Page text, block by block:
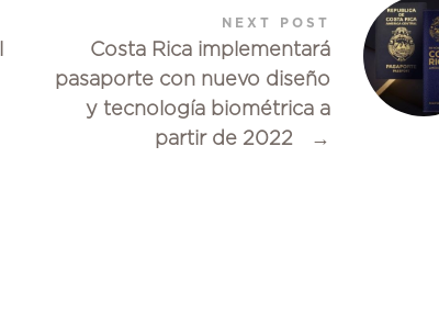
NEXT POST
Costa Rica implementará
pasaporte con nuevo diseño
y tecnología biométrica a
partir de 2022
→